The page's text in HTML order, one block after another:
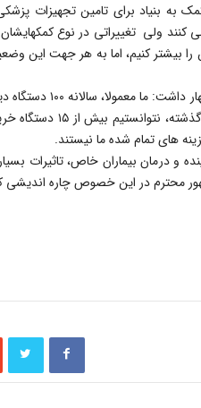
بنیاد برای تامین تجهیزات
ولی تغییراتی در نوع
بیشتر کنیم، اما به هر جهت این
رئیس بنیاد بیماریهای خاص در تشریح
رایگان در کشور توزیع می کردیم، اما
های تمام شده ما نیستند.
و درمان بیماران خاص، تاثیرات
محترم در این خصوص چاره اندیشی